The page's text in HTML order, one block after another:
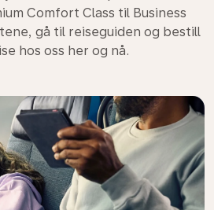
Comfort Class til Business
gå til reiseguiden og bestill
hos oss her og nå.